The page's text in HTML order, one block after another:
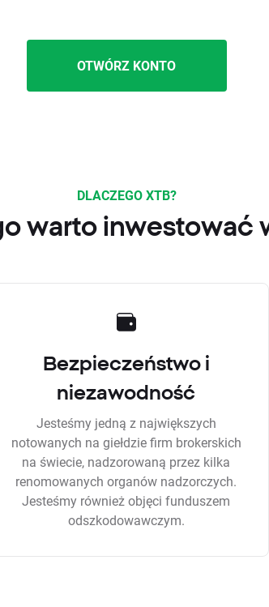
OTWÓRZ KONTO
DLACZEGO XTB?
warto inwestować
Bezpieczeństwo i
niezawodność
Jesteśmy jedną z największych
notowanych na giełdzie firm brokerskich
na świecie, nadzorowaną przez kilka
renomowanych organów nadzorczych.
Jesteśmy również objęci funduszem
odszkodowawczym.